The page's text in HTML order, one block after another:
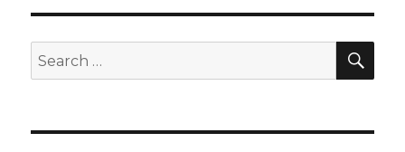
Search
for: